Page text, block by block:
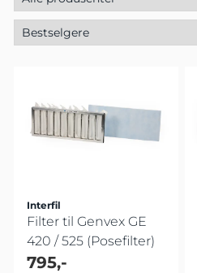
Interfil
Filter til Genvex GE
420 / 525 (Posefilter)
795,-